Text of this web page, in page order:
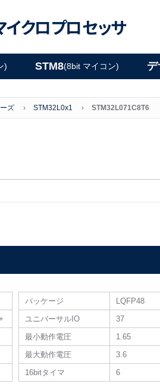
イクロプロセッサ
) STM8(8bit マイコン) デ
ズ STM32L0x1 STM32L071C8T6
パッケージ
LQFP48
ユニバーサルIO
37
最小動作電圧
1.65
最大動作電圧
3.6
16bitタイマ
6